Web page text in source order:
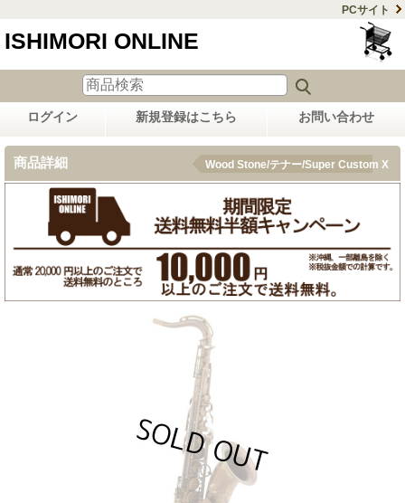
PCサイト
ISHIMORI ONLINE
ログイン 新規登録はこちら お問い合わせ
商品詳細 Wood Stone/テナー/Super Custom X